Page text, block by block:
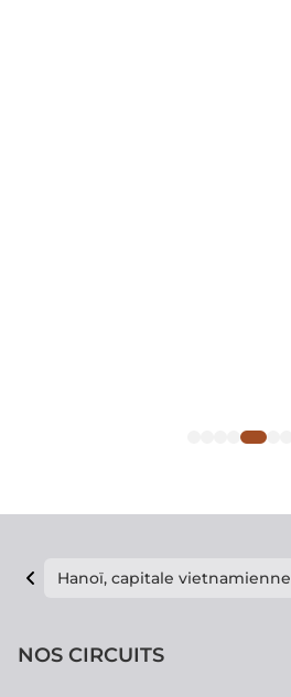
Hanoï, capitale vietnamienne
NOS CIRCUITS